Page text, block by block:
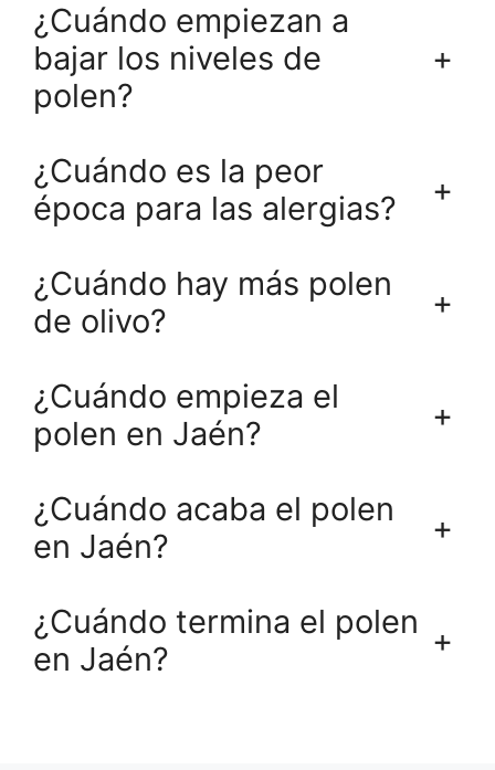
¿Cuándo empiezan a
bajar los niveles de
polen?
+
¿Cuándo es la peor
época para las alergias?
+
¿Cuándo hay más polen
de olivo?
+
¿Cuándo empieza el
polen en Jaén?
+
¿Cuándo acaba el polen
en Jaén?
+
¿Cuándo termina el polen
en Jaén?
+